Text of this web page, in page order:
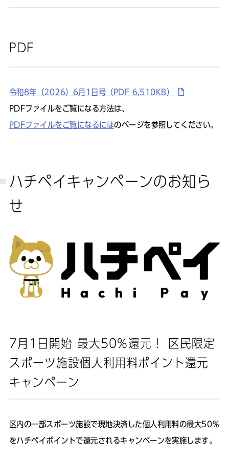
PDF
令和8年（2026）6月1日号（PDF 6,510KB）
PDFファイルをご覧になる方法は、
PDFファイルをご覧になるにはのページを参照してください。
ハチペイキャンペーンのお知ら
せ
7月1日開始 最大50％還元！ 区民限定
スポーツ施設個人利用料ポイント還元
キャンペーン
区内の一部スポーツ施設で現地決済した個人利用料の最大50％
をハチペイポイントで還元されるキャンペーンを実施します。